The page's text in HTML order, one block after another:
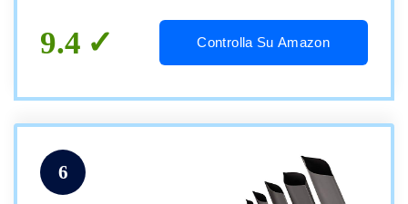
9.4 Controlla Su Amazon
6